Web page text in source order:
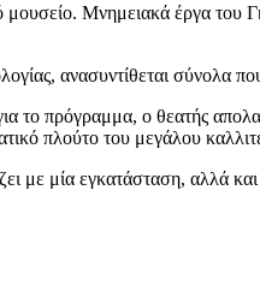
μουσείο. Μνημειακά έργα
ανασυντίθεται σύνολα
το πρόγραμμα, ο θεατής
πλούτο του μεγάλου
με μία εγκατάσταση, αλλά